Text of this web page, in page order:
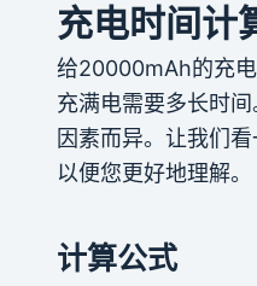
充电时间计
给20000mAh的充
充满电需要多长时
因素而异。让我们看
以便您更好地理解。
计算公式